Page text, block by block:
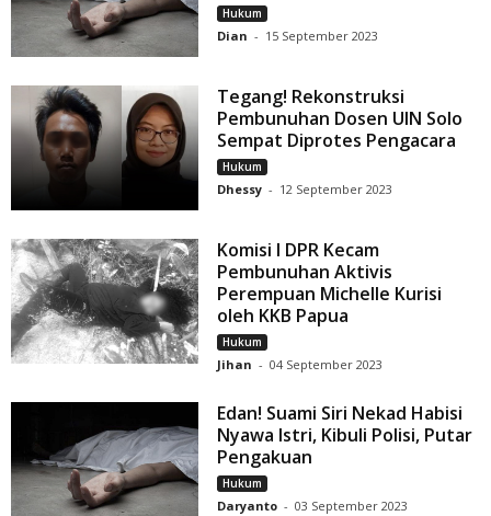
Hukum
Dian - 15 September 2023
Tegang! Rekonstruksi
Pembunuhan Dosen UIN Solo
Sempat Diprotes Pengacara
Hukum
Dhessy - 12 September 2023
Komisi I DPR Kecam
Pembunuhan Aktivis
Perempuan Michelle Kurisi
oleh KKB Papua
Hukum
Jihan - 04 September 2023
Edan! Suami Siri Nekad Habisi
Nyawa Istri, Kibuli Polisi, Putar
Pengakuan
Hukum
Daryanto - 03 September 2023